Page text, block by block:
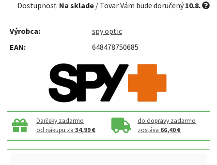
Dostupnosť: Na sklade / Tovar Vám bude doručený10.8.
Výrobca:
spy optic
EAN:
648478750685
Darčeky zadarmo
od nákupu za34,99 €
do dopravy zadarmo
zostáva 66,40 €